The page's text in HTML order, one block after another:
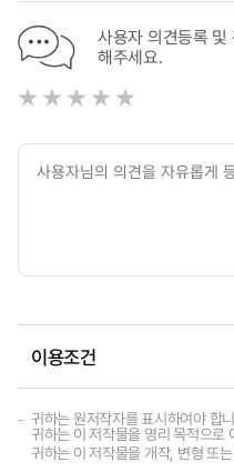
사용자 의견등록
해주세요.
이용조건
귀하는 원저작자를 표시하여야 합
귀하는 이 저작물을 영리 목적으로
귀하는 이 저작물을 개작, 변형 또